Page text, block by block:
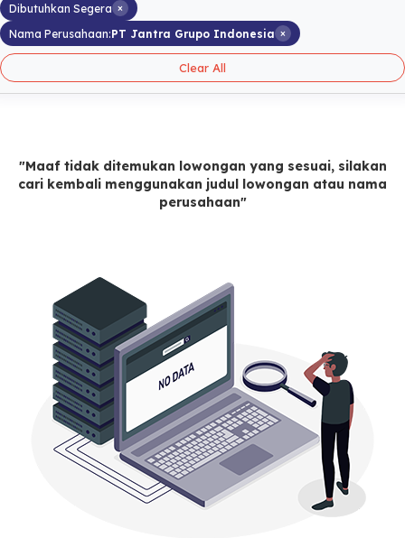
Dibutuhkan Segera ×
Nama Perusahaan:PT Jantra Grupo Indonesia ×
Clear All
"Maaf tidak ditemukan lowongan yang sesuai, silakan
cari kembali menggunakan judul lowongan atau nama
perusahaan"